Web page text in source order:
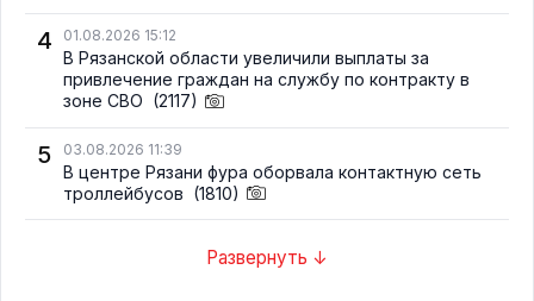
4 01.08.2026 15:12
В Рязанской области увеличили выплаты за
привлечение граждан на службу по контракту в
зоне СВО (2117)
5 03.08.2026 11:39
В центре Рязани фура оборвала контактную сеть
троллейбусов (1810)
Развернуть ↓